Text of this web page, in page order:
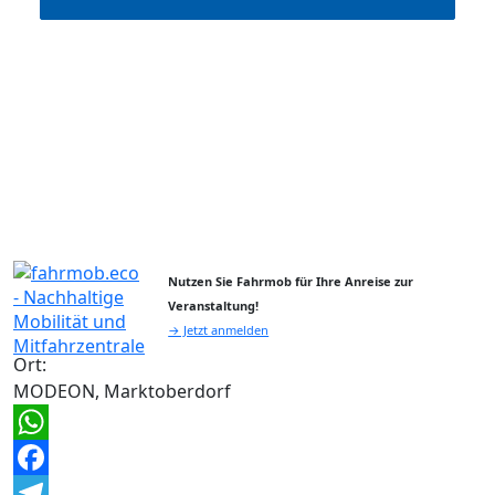
Nutzen Sie Fahrmob für Ihre Anreise zur
Veranstaltung!
→ Jetzt anmelden
Ort:
MODEON, Marktoberdorf
WhatsApp